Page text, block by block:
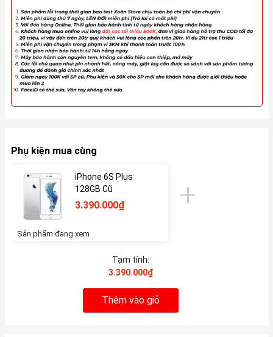
Phụ kiện mua cùng
iPhone 6S Plus
128GB Cũ
3.390.000₫
Sản phẩm đang xem
Tạm tính:
3.390.000₫
Thêm vào giỏ